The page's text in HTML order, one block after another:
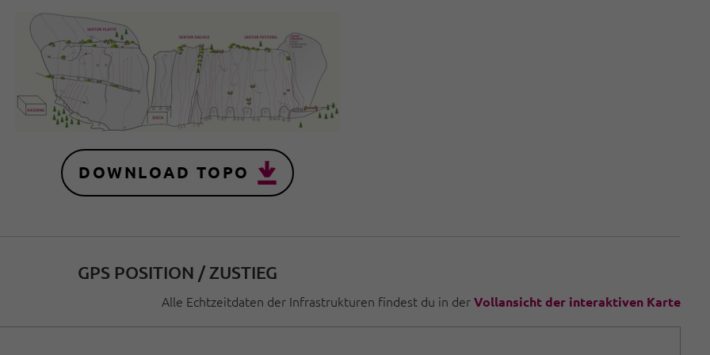
DOWNLOAD TOPO
GPS POSITION / ZUSTIEG
Alle Echtzeitdaten der Infrastrukturen findest du in derVollansicht der interaktiven Karte